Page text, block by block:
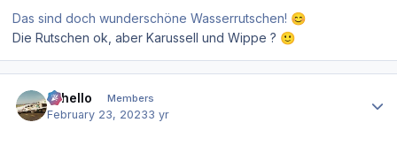
Das sind doch wunderschöne Wasserrutschen! 😊
Die Rutschen ok, aber Karussell und Wippe ? 🙂
Othello Members
February 23, 20233 yr